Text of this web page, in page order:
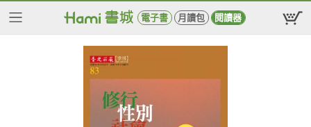
電子書 月讀包 閱讀器